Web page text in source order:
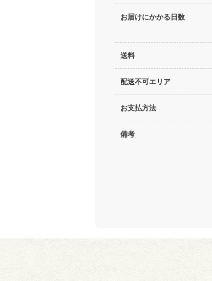
お届けにかかる日数
送料
配送不可エリア
お支払方法
備考